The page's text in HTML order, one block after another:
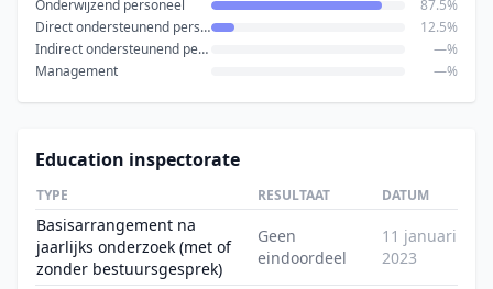
Onderwijzend personeel
87.5%
Direct ondersteunend personeel
12.5%
Indirect ondersteunend personeel
—%
Management
—%
Education inspectorate
TYPE RESULTAAT DATUM
Basisarrangement na
jaarlijks onderzoek (met of
zonder bestuursgesprek)
Geen
eindoordeel
11 januari
2023